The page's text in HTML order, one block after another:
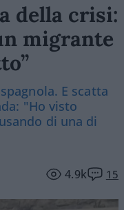
della crisi:
migrante
E scatta
"Ho visto
di una di
4.9k 15